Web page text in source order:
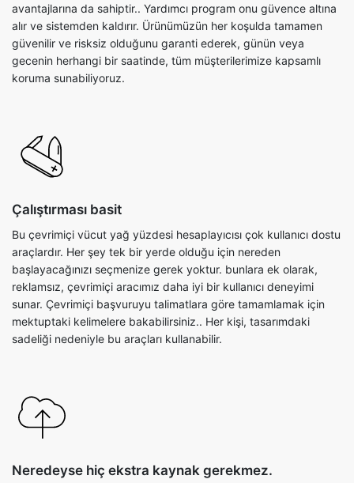
avantajlarına da sahiptir.. Yardımcı program onu güvence altına
alır ve sistemden kaldırır. Ürünümüzün her koşulda tamamen
güvenilir ve risksiz olduğunu garanti ederek, günün veya
gecenin herhangi bir saatinde, tüm müşterilerimize kapsamlı
koruma sunabiliyoruz.
Çalıştırması basit
Bu çevrimiçi vücut yağ yüzdesi hesaplayıcısı çok kullanıcı dostu
araçlardır. Her şey tek bir yerde olduğu için nereden
başlayacağınızı seçmenize gerek yoktur. bunlara ek olarak,
reklamsız, çevrimiçi aracımız daha iyi bir kullanıcı deneyimi
sunar. Çevrimiçi başvuruyu talimatlara göre tamamlamak için
mektuptaki kelimelere bakabilirsiniz.. Her kişi, tasarımdaki
sadeliği nedeniyle bu araçları kullanabilir.
Neredeyse hiç ekstra kaynak gerekmez.